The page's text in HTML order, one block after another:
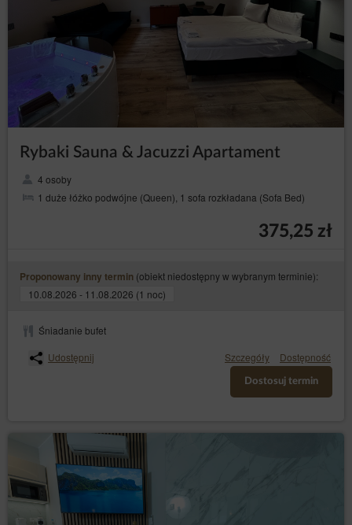
Rybaki Sauna & Jacuzzi Apartament
4 osoby
1 duże łóżko podwójne (Queen), 1 sofa rozkładana (Sofa Bed)
375,25 zł
Proponowany inny termin (obiekt niedostępny w wybranym terminie):
10.08.2026 - 11.08.2026 (1 noc)
Śniadanie bufet
Udostępnij
Szczegóły Dostępność
Dostosuj termin